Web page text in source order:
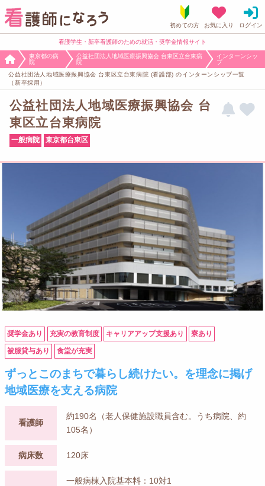
看護学生・新卒看護師のための就活・奨学金情報サイト
東京都の病
院
公益社団法人地域医療振興協会 台東区立台東病
院
インターンシッ
プ
公益社団法人地域医療振興協会 台東区立台東病院 (看護部) のインターンシップ一覧
（新卒採用）
公益社団法人地域医療振興協会 台
東区立台東病院
一般病院 東京都台東区
奨学金あり 充実の教育制度 キャリアアップ支援あり 寮あり
被服貸与あり 食堂が充実
ずっとこのまちで暮らし続けたい。を理念に掲げ
地域医療を支える病院
看護師
約190名（老人保健施設職員含む。うち病院、約
105名）
病床数 120床
一般病棟入院基本料：10対1